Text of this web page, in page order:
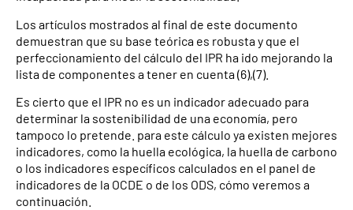
Los artículos mostrados al final de este documento
demuestran que su base teórica es robusta y que el
perfeccionamiento del cálculo del IPR ha ido mejorando la
lista de componentes a tener en cuenta (6),(7).
Es cierto que el IPR no es un indicador adecuado para
determinar la sostenibilidad de una economía, pero
tampoco lo pretende. para este cálculo ya existen mejores
indicadores, como la huella ecológica, la huella de carbono
o los indicadores específicos calculados en el panel de
indicadores de la OCDE o de los ODS, cómo veremos a
continuación.